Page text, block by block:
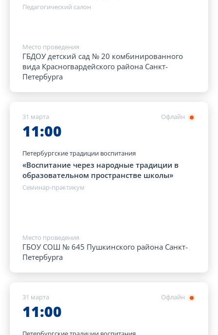
Педагогический салон
Место проведения
ГБДОУ детский сад № 20 комбинированного
вида Красногвардейского района Санкт-
Петербурга
Офлайн
31 марта
11:00
Петербургские традиции воспитания
«Воспитание через народные традиции в
образовательном пространстве школы»
Семинар-практикум
Место проведения
ГБОУ СОШ № 645 Пушкинского района Санкт-
Петербурга
Офлайн
31 марта
11:00